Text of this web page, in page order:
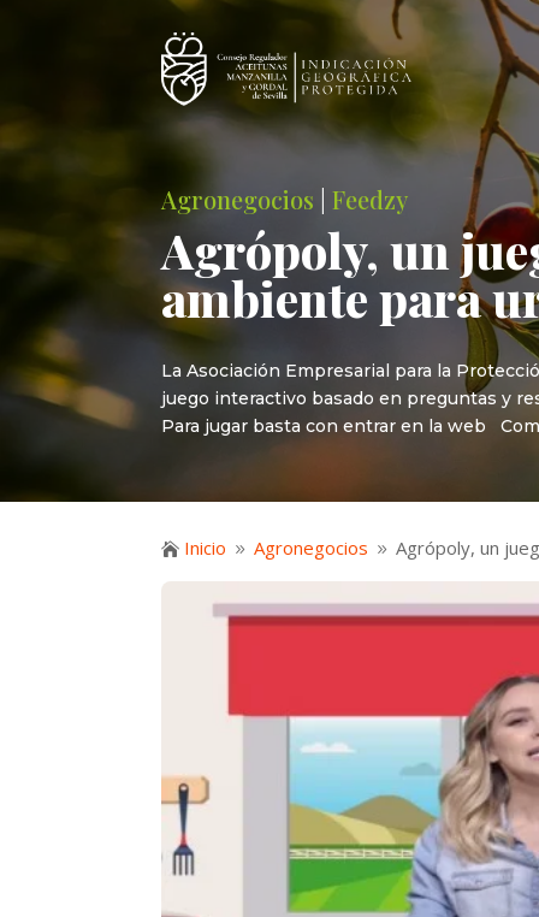
Agronegocios |Feedzy
Agrópoly, un
ambiente para
La Asociación Empresarial para la
juego interactivo basado en preguntas y
Para jugar basta con entrar en la web
 Inicio 9 Agronegocios 9 Agrópoly, un